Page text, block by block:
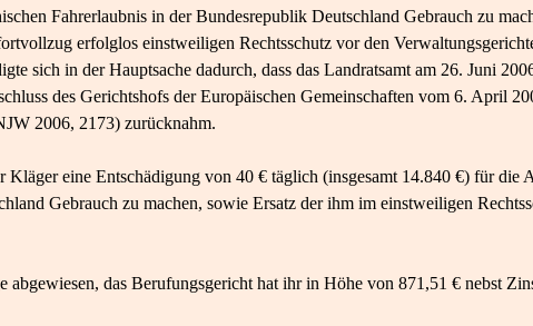
Fahrerlaubnis in der Bundesrepublik Deutschland Gebrauch zu
erfolglos einstweiligen Rechtsschutz vor den
sich in der Hauptsache dadurch, dass das Landratsamt am 26. Juni
des Gerichtshofs der Europäischen Gemeinschaften vom 6. April
2006, 2173) zurücknahm.
Kläger eine Entschädigung von 40 € täglich (insgesamt 14.840 €) für die
Gebrauch zu machen, sowie Ersatz der ihm im einstweiligen
abgewiesen, das Berufungsgericht hat ihr in Höhe von 871,51 € nebst